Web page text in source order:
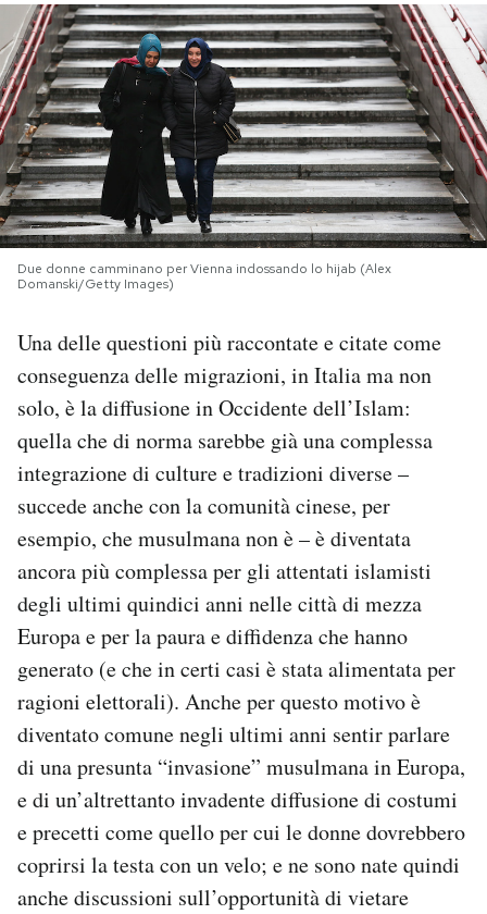
Sport
Mondiali calcio 2026
PODCAST
NEWSLETTER
I MIEI PREFERITI
AREA PERSONALE
Area Personale
Newsletter
Notifiche mobile
Regala il Post
Hai bisogno di aiuto?
Due donne camminano per Vienna indossando lo hijab (Alex
Domanski/Getty Images)
Una delle questioni più raccontate e citate come
conseguenza delle migrazioni, in Italia ma non
solo, è la diffusione in Occidente dell’Islam:
quella che di norma sarebbe già una complessa
integrazione di culture e tradizioni diverse –
succede anche con la comunità cinese, per
esempio, che musulmana non è – è diventata
ancora più complessa per gli attentati islamisti
degli ultimi quindici anni nelle città di mezza
Europa e per la paura e diffidenza che hanno
generato (e che in certi casi è stata alimentata per
ragioni elettorali). Anche per questo motivo è
diventato comune negli ultimi anni sentir parlare
di una presunta “invasione” musulmana in Europa,
e di un’altrettanto invadente diffusione di costumi
e precetti come quello per cui le donne dovrebbero
coprirsi la testa con un velo; e ne sono nate quindi
anche discussioni sull’opportunità di vietare